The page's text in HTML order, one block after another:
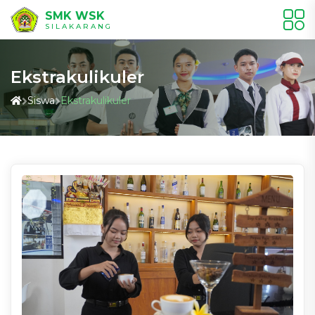
SMK WSK
SILAKARANG
Ekstrakulikuler
Siswa Ekstrakulikuler